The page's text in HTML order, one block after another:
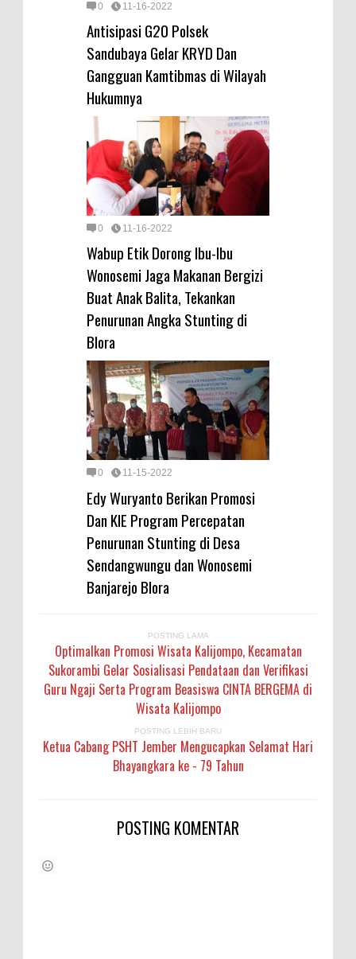
0 11-16-2022
Antisipasi G20 Polsek
Sandubaya Gelar KRYD Dan
Gangguan Kamtibmas di Wilayah
Hukumnya
0 11-16-2022
Wabup Etik Dorong Ibu-Ibu
Wonosemi Jaga Makanan Bergizi
Buat Anak Balita, Tekankan
Penurunan Angka Stunting di
Blora
0 11-15-2022
Edy Wuryanto Berikan Promosi
Dan KIE Program Percepatan
Penurunan Stunting di Desa
Sendangwungu dan Wonosemi
Banjarejo Blora
POSTING LAMA
Optimalkan Promosi Wisata Kalijompo, Kecamatan
Sukorambi Gelar Sosialisasi Pendataan dan Verifikasi
Guru Ngaji Serta Program Beasiswa CINTA BERGEMA di
Wisata Kalijompo
POSTING LEBIH BARU
Ketua Cabang PSHT Jember Mengucapkan Selamat Hari
Bhayangkara ke - 79 Tahun
POSTING KOMENTAR